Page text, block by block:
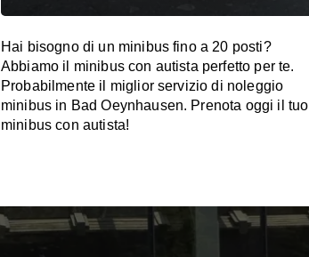
Hai bisogno di un minibus fino a 20 posti?
Abbiamo il minibus con autista perfetto per te.
Probabilmente il miglior servizio di noleggio
minibus in Bad Oeynhausen. Prenota oggi il tuo
minibus con autista!